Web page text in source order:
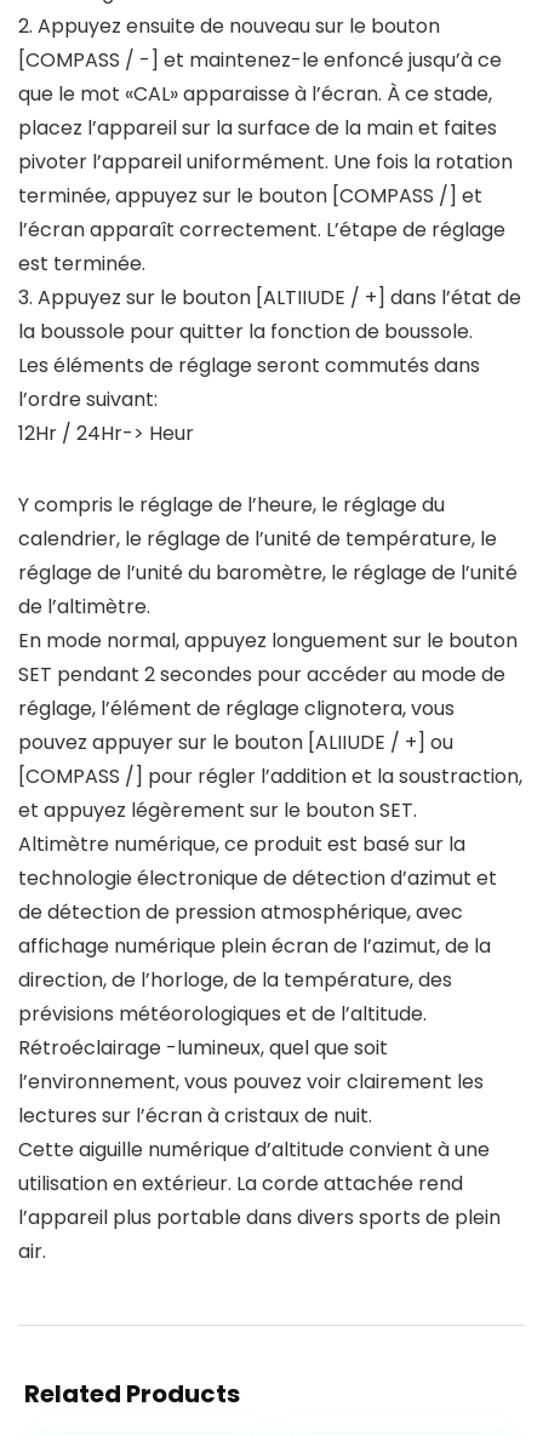
2. Appuyez ensuite de nouveau sur le bouton
[COMPASS / -] et maintenez-le enfoncé jusqu’à ce
que le mot «CAL» apparaisse à l’écran. À ce stade,
placez l’appareil sur la surface de la main et faites
pivoter l’appareil uniformément. Une fois la rotation
terminée, appuyez sur le bouton [COMPASS /] et
l’écran apparaît correctement. L’étape de réglage
est terminée.
3. Appuyez sur le bouton [ALTIIUDE / +] dans l’état de
la boussole pour quitter la fonction de boussole.
Les éléments de réglage seront commutés dans
l’ordre suivant:
12Hr / 24Hr-> Heur
Y compris le réglage de l’heure, le réglage du
calendrier, le réglage de l’unité de température, le
réglage de l’unité du baromètre, le réglage de l’unité
de l’altimètre.
En mode normal, appuyez longuement sur le bouton
SET pendant 2 secondes pour accéder au mode de
réglage, l’élément de réglage clignotera, vous
pouvez appuyer sur le bouton [ALIIUDE / +] ou
[COMPASS /] pour régler l’addition et la soustraction,
et appuyez légèrement sur le bouton SET.
Altimètre numérique, ce produit est basé sur la
technologie électronique de détection d’azimut et
de détection de pression atmosphérique, avec
affichage numérique plein écran de l’azimut, de la
direction, de l’horloge, de la température, des
prévisions météorologiques et de l’altitude.
Rétroéclairage -lumineux, quel que soit
l’environnement, vous pouvez voir clairement les
lectures sur l’écran à cristaux de nuit.
Cette aiguille numérique d’altitude convient à une
utilisation en extérieur. La corde attachée rend
l’appareil plus portable dans divers sports de plein
air.
Related Products